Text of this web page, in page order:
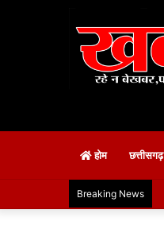
होम छत्तीसगढ़
Breaking News